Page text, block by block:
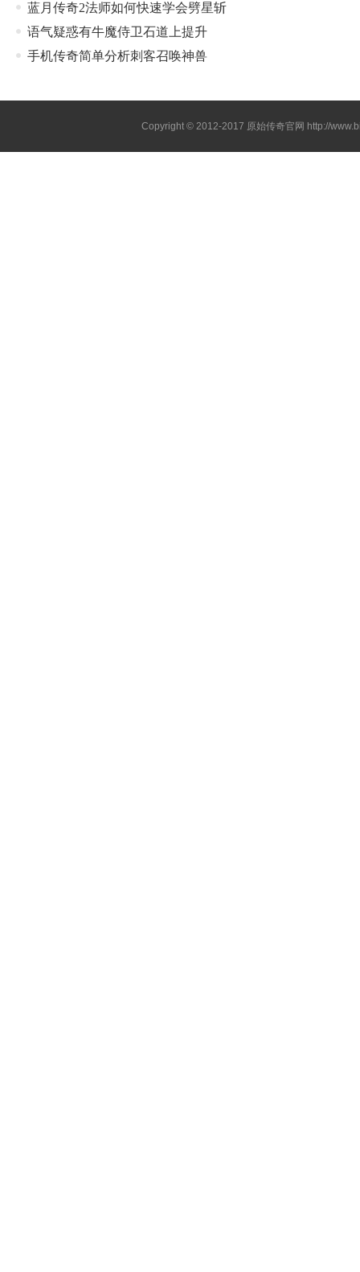
蓝月传奇2法师如何快速学会劈星斩
语气疑惑有牛魔侍卫石道上提升
手机传奇简单分析刺客召唤神兽
Copyright © 2012-2017 原始传奇官网 http://